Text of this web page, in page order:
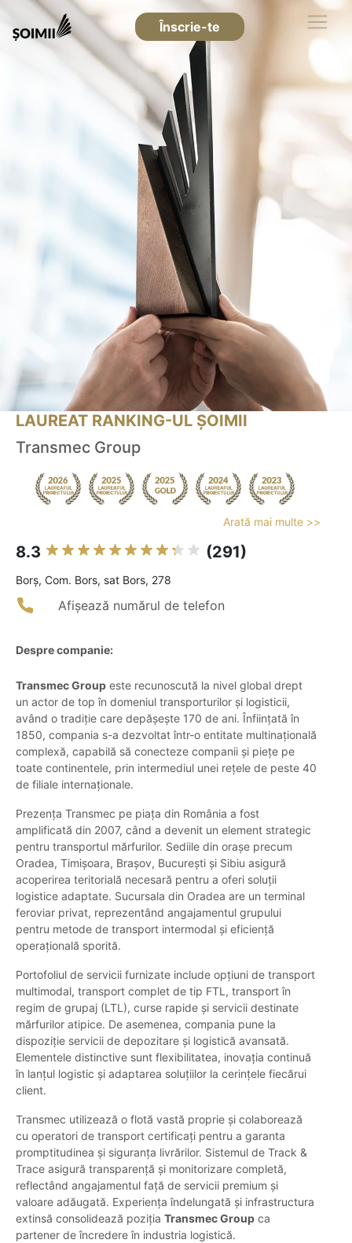
Înscrie-te
LAUREAT RANKING-UL ȘOIMII
Transmec Group
Arată mai multe >>
8.3 (291)
Borş, Com. Bors, sat Bors, 278
Afișează numărul de telefon
Despre companie:
Transmec Group este recunoscută la nivel global drept
un actor de top în domeniul transporturilor și logisticii,
având o tradiție care depășește 170 de ani. Înființată în
1850, compania s-a dezvoltat într-o entitate multinațională
complexă, capabilă să conecteze companii și piețe pe
toate continentele, prin intermediul unei rețele de peste 40
de filiale internaționale.
Prezența Transmec pe piața din România a fost
amplificată din 2007, când a devenit un element strategic
pentru transportul mărfurilor. Sediile din orașe precum
Oradea, Timișoara, Brașov, București și Sibiu asigură
acoperirea teritorială necesară pentru a oferi soluții
logistice adaptate. Sucursala din Oradea are un terminal
feroviar privat, reprezentând angajamentul grupului
pentru metode de transport intermodal și eficiență
operațională sporită.
Portofoliul de servicii furnizate include opțiuni de transport
multimodal, transport complet de tip FTL, transport în
regim de grupaj (LTL), curse rapide și servicii destinate
mărfurilor atipice. De asemenea, compania pune la
dispoziție servicii de depozitare și logistică avansată.
Elementele distinctive sunt flexibilitatea, inovația continuă
în lanțul logistic și adaptarea soluțiilor la cerințele fiecărui
client.
Transmec utilizează o flotă vastă proprie și colaborează
cu operatori de transport certificați pentru a garanta
promptitudinea și siguranța livrărilor. Sistemul de Track &
Trace asigură transparență și monitorizare completă,
reflectând angajamentul față de servicii premium și
valoare adăugată. Experiența îndelungată și infrastructura
extinsă consolidează poziția Transmec Group ca
partener de încredere în industria logistică.